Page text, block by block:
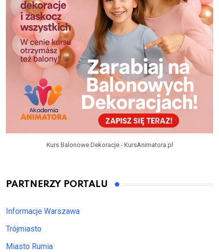
Kurs Balonowe Dekoracje - KursAnimatora.pl
PARTNERZY PORTALU
Informacje Warszawa
Trójmiasto
Miasto Rumia